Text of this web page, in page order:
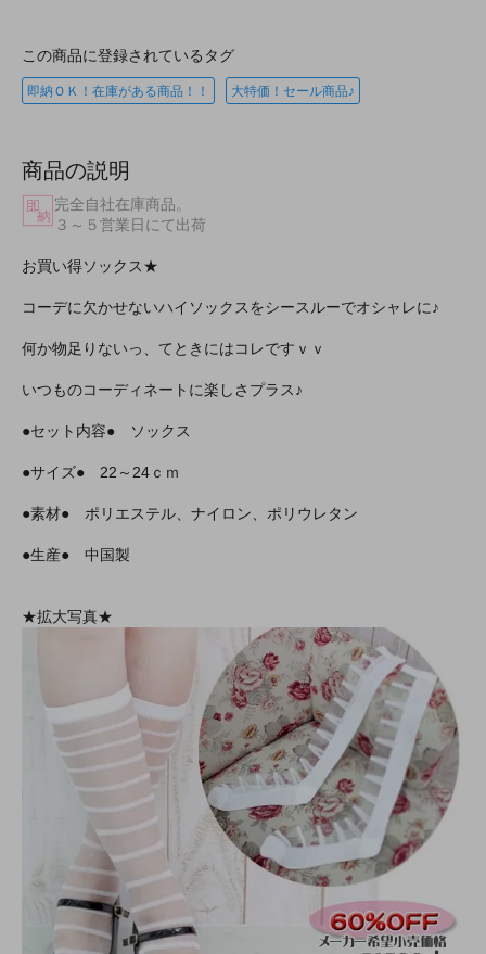
この商品に登録されているタグ
即納ＯＫ！在庫がある商品！！ 大特価！セール商品♪
商品の説明
完全自社在庫商品。
３～５営業日にて出荷
お買い得ソックス★
コーデに欠かせないハイソックスをシースルーでオシャレに♪
何か物足りないっ、てときにはコレですｖｖ
いつものコーディネートに楽しさプラス♪
●セット内容● ソックス
●サイズ● 22～24ｃｍ
●素材● ポリエステル、ナイロン、ポリウレタン
●生産● 中国製
★拡大写真★